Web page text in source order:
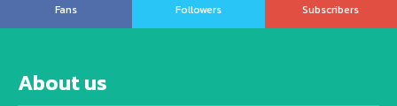
Fans
Followers
Subscribers
About us